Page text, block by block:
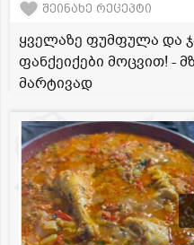
შეინახე რეცეპტი
ყველაზე ფუმფულა და
ფანქეიქები მოცვით! -
მარტივად